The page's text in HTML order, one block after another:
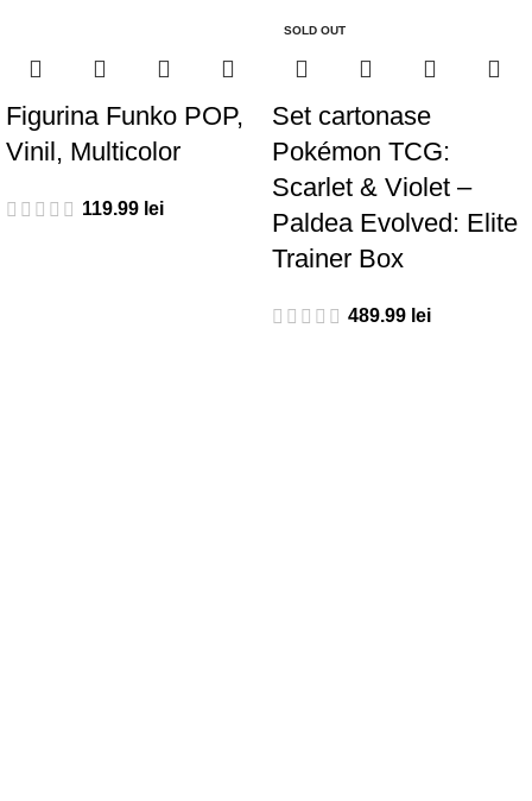
Figurina Funko POP,
Vinil, Multicolor
lei
SOLD OUT
Set cartonase
Pokémon TCG:
Scarlet & Violet –
Paldea Evolved: Elite
Trainer Box
lei